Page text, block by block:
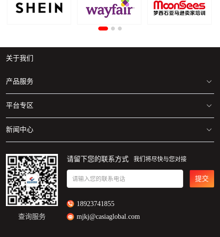
关于我们
产品服务
美国/加拿大 海运专线
美国/加拿大 空运专线
自营海外仓
一件代发
平台专区
亚马逊仓库地址清单
美国/加拿大FBA仓库分布图
Walmart仓库地址分布图
新闻中心
麦佳动态
行业资讯
查询服务
请留下您的联系方式 我们将尽快与您对接
请输入您的联系电话 提交
18923741855
mjkj@casiaglobal.com